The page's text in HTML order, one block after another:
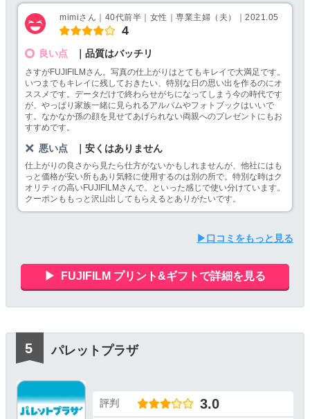
mimiさん｜40代前半｜女性｜専業主婦（夫）｜2021.05
4
良い点 ｜品質はバッチリ
さすがFUJIFILMさん。写真の仕上がりはとてもキレイで大満足です。
いつまでもキレイに残しておきたい、特別な日の思い出を作るのにオ
ススメです。データだけで終わらせがちになってしまう今の時代です
が、やっぱり家族一緒に見られるアルバムやフォトブックはいいで
す。なかなか孫の顔を見せてあげられない両親へのプレゼントにもお
すすめです。
悪い点 ｜安くはありません
仕上がりの良さから見たら仕方がないかもしれませんが、他社にはも
っと価格が安い所もあり気軽に使用するのは別の所で。特別な時はク
オリティの高いFUJIFILMさんで。といった感じで使い分けています。
クーポンももっと沢山出してもらえるとありがたいです。
▶口コミをもっと見る
FUJIFILM プリント&ギフトで詳細を見る
パレットプラザ
評判 3.0